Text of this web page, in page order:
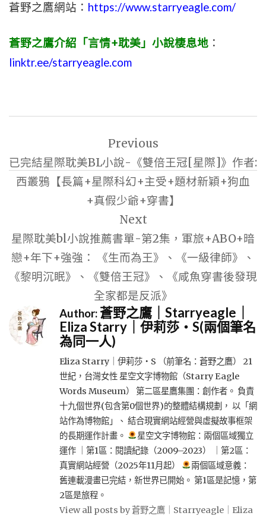
蒼野之鷹網站： https://www.starryeagle.com/
蒼野之鷹介紹「言情+耽美」小說棲息地 ：
linktr.ee/starryeagle.com
導
覽
Previous
已完結星際耽美BL小說-《雙倍王冠[星際]》作者:
西叢鴉【長篇+星際科幻+主受+題材新穎+狗血
+真假少爺+穿書】
Next
星際耽美bl小說推薦書單-第2集，軍旅+ABO+暗
戀+年下+強強： 《生而為王》、《一級律師》、
《黎明沉眠》、《雙倍王冠》、《咸魚穿書後發現
全家都是反派》
Author:蒼野之鷹｜Starryeagle｜
Eliza Starry｜伊莉莎・S(兩個筆名
為同一人)
Eliza Starry｜伊莉莎・S （前筆名：蒼野之鷹） 21
世紀，台灣女性 星空文字博物館（Starry Eagle
Words Museum） 第二區星鷹集團：創作者。 負責
十九個世界(包含第0個世界)的整體結構規劃， 以「網
站作為博物館」、 結合現實網站經營與虛擬故事框架
的長期運作計畫。
星空文字博物館：兩個區域獨立
運作 ｜第1區：閱讀紀錄（2009–2023） ｜第2區：
真實網站經營（2025年11月起）
兩個區域意義：
舊連載漫畫已完結，新世界已開始。 第1區是記憶，第
2區是旅程。
View all posts by 蒼野之鷹｜Starryeagle｜Eliza